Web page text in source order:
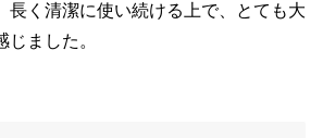
長く清潔に使い続ける上で、とても大
ました。